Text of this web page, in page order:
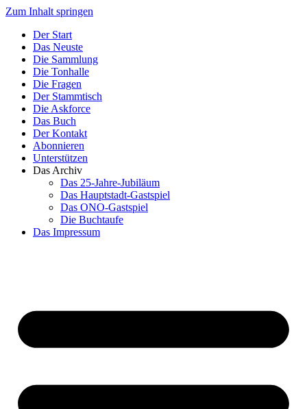
Zum Inhalt springen
Der Start
Das Neuste
Die Sammlung
Die Tonhalle
Die Fragen
Der Stammtisch
Die Askforce
Das Buch
Der Kontakt
Abonnieren
Unterstützen
Das Archiv
Das 25-Jahre-Jubiläum
Das Hauptstadt-Gastspiel
Das ONO-Gastspiel
Die Buchtaufe
Das Impressum